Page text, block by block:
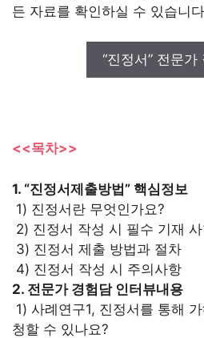
든 자료를 확인하실 수 있습니
“진정서” 전문가
<<목차>>
1. “진정서제출방법” 핵심정보
1) 진정서란 무엇인가요?
2) 진정서 작성 시 필수 기재
3) 진정서 제출 방법과 절차
4) 진정서 작성 시 주의사항
2. 전문가 경험담 인터뷰내용
1) 사례연구1, 진정서를 통해
청할 수 있나요?